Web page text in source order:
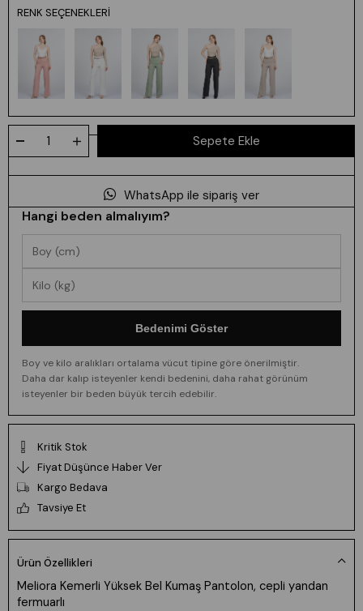
RENK SEÇENEKLERI
WhatsApp ile sipariş ver
Hangi beden almalıyım?
Bedenimi Göster
Boy ve kilo aralıkları ortalama vücut tipine göre önerilmiştir.
Daha dar kalıp isteyenler kendi bedenini, daha rahat görünüm
isteyenler bir beden büyük tercih edebilir.
Kritik Stok
Fiyat Düşünce Haber Ver
Kargo Bedava
Tavsiye Et
Ürün Özellikleri
Meliora Kemerli Yüksek Bel Kumaş Pantolon, cepli yandan
fermuarlı